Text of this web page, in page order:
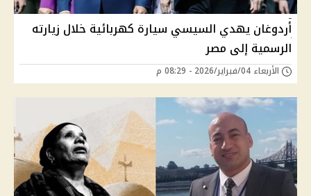
أردوغان يهدي السيسي سيارة كهربائية خلال زيارته
الرسمية إلى مصر
الأربعاء 04/فبراير/2026 - 08:29 م